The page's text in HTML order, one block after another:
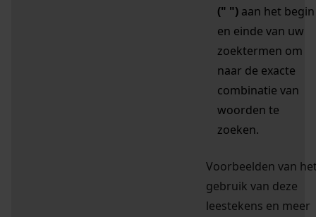
(" ") aan het begin
en einde van uw
zoektermen om
naar de exacte
combinatie van
woorden te
zoeken.
Voorbeelden van
gebruik van deze
leestekens en meer